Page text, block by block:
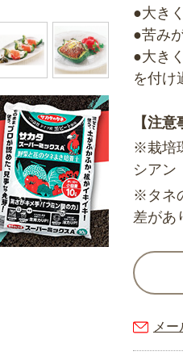
●大き
●苦み
●大き
を付け
【注意
※栽培
シアン
※タネ
差があ
メ